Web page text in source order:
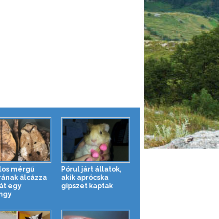
mérgű
álcázza
egy
Pórul járt állatok,
akik aprócska
gipszet kaptak